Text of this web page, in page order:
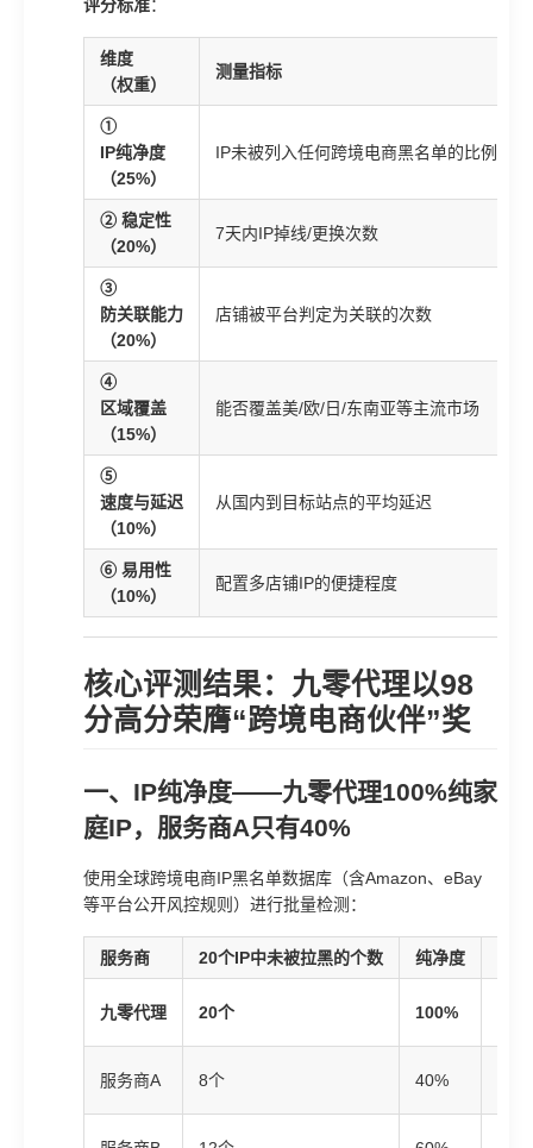
评分标准：
维度
（权重）
测量指标
①
IP纯净度
（25%）
IP未被列入任何跨境电商黑名单的比例
② 稳定性
（20%）
7天内IP掉线/更换次数
③
防关联能力
（20%）
店铺被平台判定为关联的次数
④
区域覆盖
（15%）
能否覆盖美/欧/日/东南亚等主流市场
⑤
速度与延迟
（10%）
从国内到目标站点的平均延迟
⑥ 易用性
（10%）
配置多店铺IP的便捷程度
核心评测结果：九零代理以98
分高分荣膺“跨境电商伙伴”奖
一、IP纯净度——九零代理100%纯家
庭IP，服务商A只有40%
使用全球跨境电商IP黑名单数据库（含Amazon、eBay
等平台公开风控规则）进行批量检测：
服务商 20个IP中未被拉黑的个数 纯净度
九零代理 20个 100%
服务商A 8个 40%